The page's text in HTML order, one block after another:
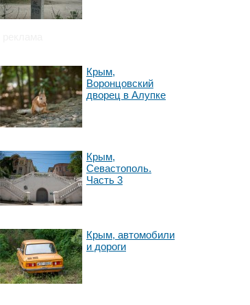
Крым,
Воронцовский
дворец в Алупке
Крым,
Севастополь.
Часть 3
Крым, автомобили
и дороги